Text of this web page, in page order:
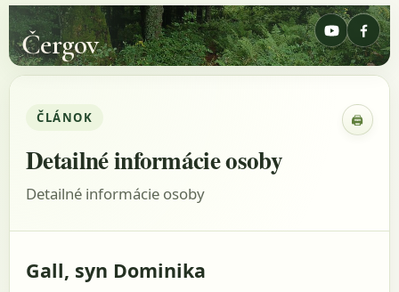
Čergov
ČLÁNOK 🖨
Detailné informácie osoby
Detailné informácie osoby
Gall, syn Dominika